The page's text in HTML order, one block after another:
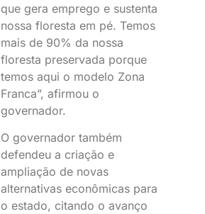
que gera emprego e sustenta
nossa floresta em pé. Temos
mais de 90% da nossa
floresta preservada porque
temos aqui o modelo Zona
Franca”, afirmou o
governador.
O governador também
defendeu a criação e
ampliação de novas
alternativas econômicas para
o estado, citando o avanço